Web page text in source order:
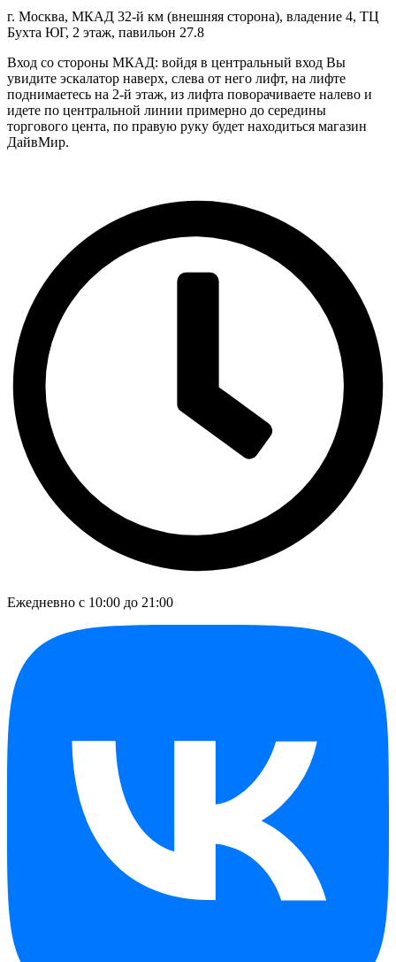
г. Москва, МКАД 32-й км (внешняя сторона), владение 4, ТЦ
Бухта ЮГ, 2 этаж, павильон 27.8
Вход со стороны МКАД: войдя в центральный вход Вы
увидите эскалатор наверх, слева от него лифт, на лифте
поднимаетесь на 2-й этаж, из лифта поворачиваете налево и
идете по центральной линии примерно до середины
торгового цента, по правую руку будет находиться магазин
ДайвМир.
Ежедневно с 10:00 до 21:00